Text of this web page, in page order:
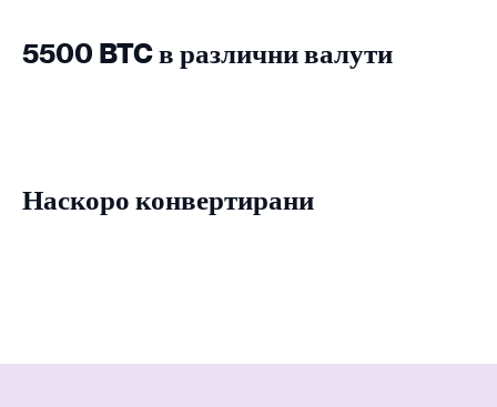
5500 BTC в различни валути
Наскоро конвертирани